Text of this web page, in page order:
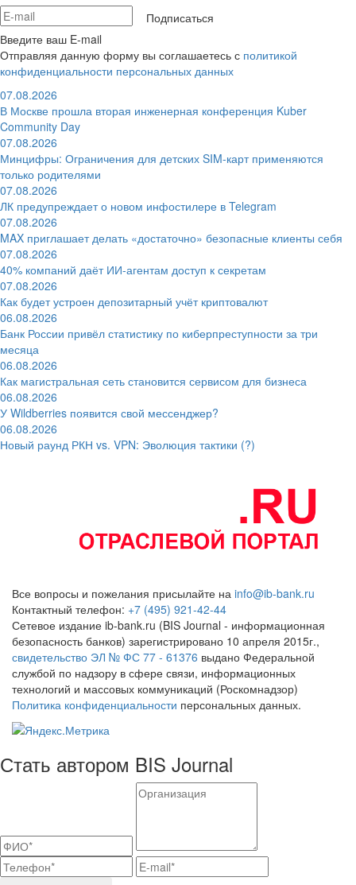
Подписаться
Введите ваш E-mail
Отправляя данную форму вы соглашаетесь с политикой
конфиденциальности персональных данных
07.08.2026
В Москве прошла вторая инженерная конференция Kuber
Community Day
07.08.2026
Минцифры: Ограничения для детских SIM-карт применяются
только родителями
07.08.2026
ЛК предупреждает о новом инфостилере в Telegram
07.08.2026
MAX приглашает делать «достаточно» безопасные клиенты себя
07.08.2026
40% компаний даёт ИИ‑агентам доступ к секретам
07.08.2026
Как будет устроен депозитарный учёт криптовалют
06.08.2026
Банк России привёл статистику по киберпреступности за три
месяца
06.08.2026
Как магистральная сеть становится сервисом для бизнеса
06.08.2026
У Wildberries появится свой мессенджер?
06.08.2026
Новый раунд РКН vs. VPN: Эволюция тактики (?)
Все вопросы и пожелания присылайте на info@ib-bank.ru
Контактный телефон: +7 (495) 921-42-44
Сетевое издание ib-bank.ru (BIS Journal - информационная
безопасность банков) зарегистрировано 10 апреля 2015г.,
свидетельство ЭЛ № ФС 77 - 61376 выдано Федеральной
службой по надзору в сфере связи, информационных
технологий и массовых коммуникаций (Роскомнадзор)
Политика конфиденциальности персональных данных.
Стать автором BIS Journal